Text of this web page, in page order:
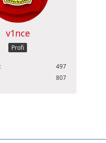
v1nce
Profi
497
807